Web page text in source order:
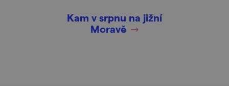
Kam v srpnu na jižní
Moravě